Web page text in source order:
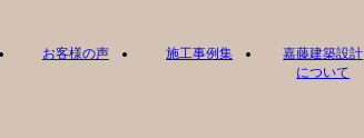
お客様の声 施工事例集
嘉藤建築設計
について